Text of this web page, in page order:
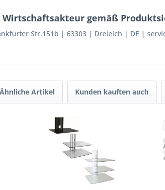
gemäß
Str.151b 63303 Dreieich DE
Ähnliche Artikel Kunden kauften auch